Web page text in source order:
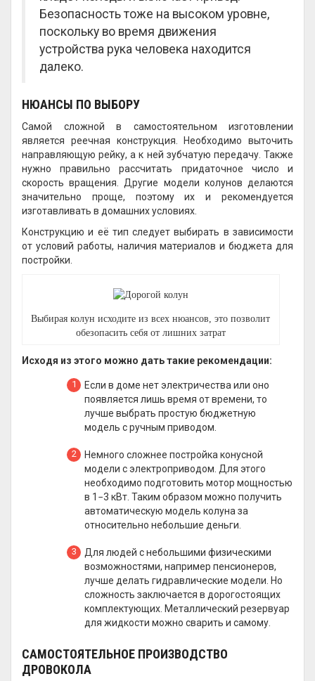
Безопасность тоже на высоком уровне,
поскольку во время движения
устройства рука человека находится
далеко.
НЮАНСЫ ПО ВЫБОРУ
Самой сложной в самостоятельном изготовлении
является реечная конструкция. Необходимо выточить
направляющую рейку, а к ней зубчатую передачу. Также
нужно правильно рассчитать придаточное число и
скорость вращения. Другие модели колунов делаются
значительно проще, поэтому их и рекомендуется
изготавливать в домашних условиях.
Конструкцию и её тип следует выбирать в зависимости
от условий работы, наличия материалов и бюджета для
постройки.
Выбирая колун исходите из всех нюансов, это позволит
обезопасить себя от лишних затрат
Исходя из этого можно дать такие рекомендации:
Если в доме нет электричества или оно
появляется лишь время от времени, то
лучше выбрать простую бюджетную
модель с ручным приводом.
Немного сложнее постройка конусной
модели с электроприводом. Для этого
необходимо подготовить мотор мощностью
в 1−3 кВт. Таким образом можно получить
автоматическую модель колуна за
относительно небольшие деньги.
Для людей с небольшими физическими
возможностями, например пенсионеров,
лучше делать гидравлические модели. Но
сложность заключается в дорогостоящих
комплектующих. Металлический резервуар
для жидкости можно сварить и самому.
САМОСТОЯТЕЛЬНОЕ ПРОИЗВОДСТВО
ДРОВОКОЛА